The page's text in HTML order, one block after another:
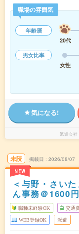
職場の雰囲気
年齢層
20代
男女比率
女性
気になる!
派遣会社
未読
NEW
掲載日 2026/08/07
＜与野・さい
ん事務＠1600円
職種未経験OK 交通
WEB登録OK 派遣